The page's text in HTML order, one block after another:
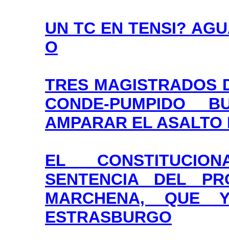
UN TC EN TENSI?
O
TRES MAGISTRADOS
CONDE-PUMPIDO
AMPARAR EL
EL
SENTENCIA DEL
MARCHENA, QUE
ESTRASBURGO